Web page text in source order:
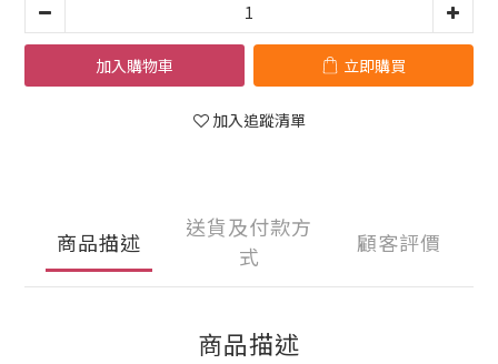
加入購物車 立即購買
加入追蹤清單
商品描述
送貨及付款方
式
顧客評價
商品描述